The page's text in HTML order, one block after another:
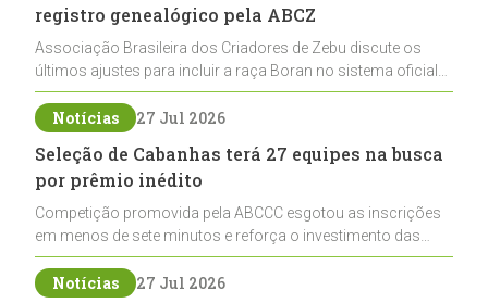
registro genealógico pela ABCZ
Associação Brasileira dos Criadores de Zebu discute os
últimos ajustes para incluir a raça Boran no sistema oficial
de registros, abrindo caminho para sua expansão na
pecuária nacional
Notícias 27 Jul 2026
Seleção de Cabanhas terá 27 equipes na busca
por prêmio inédito
Competição promovida pela ABCCC esgotou as inscrições
em menos de sete minutos e reforça o investimento das
cabanhas na seleção genética de Cavalos Crioulos voltados
ao laço
Notícias 27 Jul 2026